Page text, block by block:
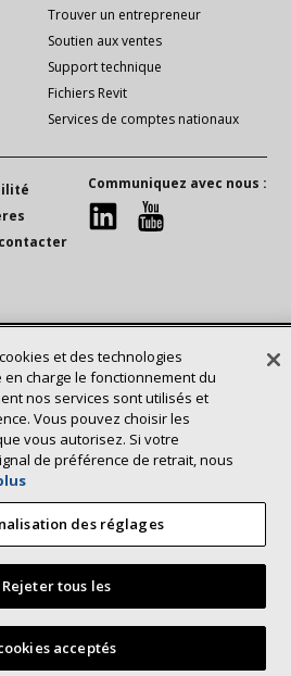
Trouver un entrepreneur
Soutien aux ventes
Support technique
Fichiers Revit
Services de comptes nationaux
Communiquez avec nous :
connexionYoutube
Confidentialité
générales
et des technologies
charge le fonctionnement du
nos services sont utilisés et
Vous pouvez choisir les
vous autorisez. Si votre
de préférence de retrait, nous
des réglages
Rejeter tous les
acceptés